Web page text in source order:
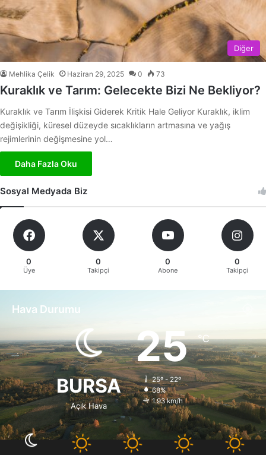
Diğer
Mehlika Çelik Haziran 29, 2025 0 73
Kuraklık ve Tarım: Gelecekte Bizi Ne Bekliyor?
Kuraklık ve Tarım İlişkisi Giderek Kritik Hale Geliyor Kuraklık, iklim
değişikliği, küresel düzeyde sıcaklıkların artmasına ve yağış
rejimlerinin değişmesine yol…
Daha Fazla Oku
Sosyal Medyada Biz
0
Üye
0
Takipçi
0
Abone
0
Takipçi
Hava Durumu
BURSA
Açık Hava
25℃
25º - 22º
68%
1.93 km/h